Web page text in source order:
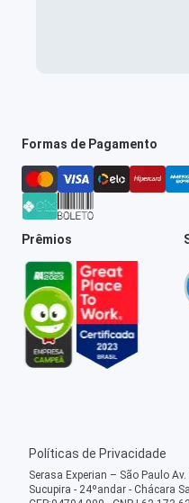
Formas de Pagamento
Prêmios
Políticas de Privacidade
Serasa Experian – São Paulo
Sucupira - 24ºandar - Chácara